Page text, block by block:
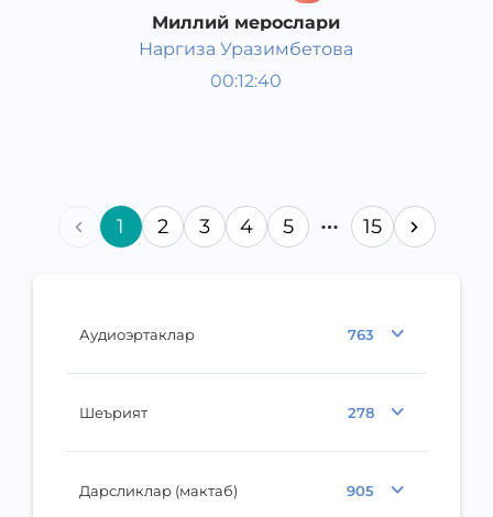
Аудиоэртаклар 763
Шеърият 278
Дарсликлар (мактаб) 905
Миллий мерослари
Наргиза Уразимбетова
00:12:40
Ўзбекистон тарихи ва
1 2 3 4 5 15